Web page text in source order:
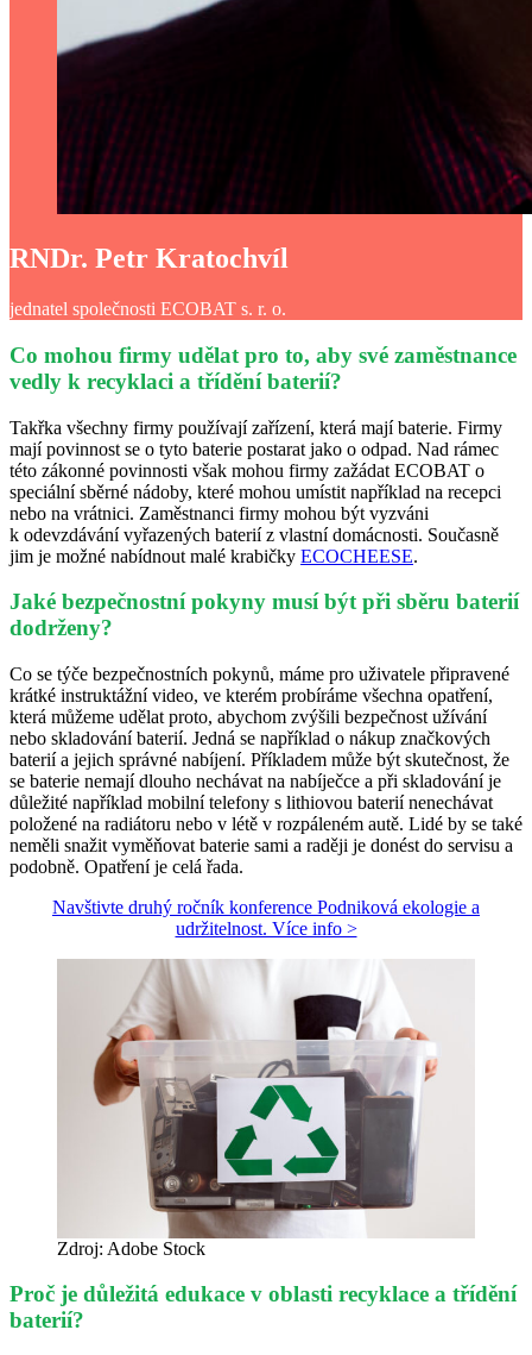
RNDr. Petr Kratochvíl
jednatel společnosti ECOBAT s. r. o.
Co mohou firmy udělat pro to, aby své zaměstnance
vedly k recyklaci a třídění baterií?
Takřka všechny firmy používají zařízení, která mají baterie. Firmy
mají povinnost se o tyto baterie postarat jako o odpad. Nad rámec
této zákonné povinnosti však mohou firmy zažádat ECOBAT o
speciální sběrné nádoby, které mohou umístit například na recepci
nebo na vrátnici. Zaměstnanci firmy mohou být vyzváni
k odevzdávání vyřazených baterií z vlastní domácnosti. Současně
jim je možné nabídnout malé krabičky ECOCHEESE.
Jaké bezpečnostní pokyny musí být při sběru baterií
dodrženy?
Co se týče bezpečnostních pokynů, máme pro uživatele připravené
krátké instruktážní video, ve kterém probíráme všechna opatření,
která můžeme udělat proto, abychom zvýšili bezpečnost užívání
nebo skladování baterií. Jedná se například o nákup značkových
baterií a jejich správné nabíjení. Příkladem může být skutečnost, že
se baterie nemají dlouho nechávat na nabíječce a při skladování je
důležité například mobilní telefony s lithiovou baterií nenechávat
položené na radiátoru nebo v létě v rozpáleném autě. Lidé by se také
neměli snažit vyměňovat baterie sami a raději je donést do servisu a
podobně. Opatření je celá řada.
Navštivte druhý ročník konference Podniková ekologie a
udržitelnost. Více info >
Zdroj: Adobe Stock
Proč je důležitá edukace v oblasti recyklace a třídění
baterií?